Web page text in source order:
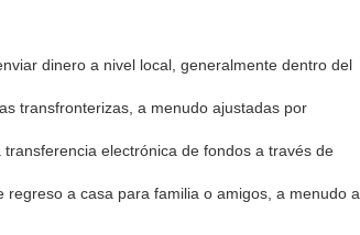
dinero a nivel local, generalmente dentro del
transfronterizas, a menudo ajustadas por
electrónica de fondos a través de
a casa para familia o amigos, a menudo a